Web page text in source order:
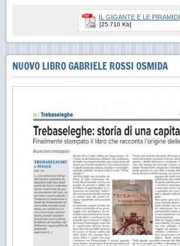
IL GIGANTE E LE PIRAMIDI
[25.710 Kb]
NUOVO LIBRO GABRIELE ROSSI OSMIDA